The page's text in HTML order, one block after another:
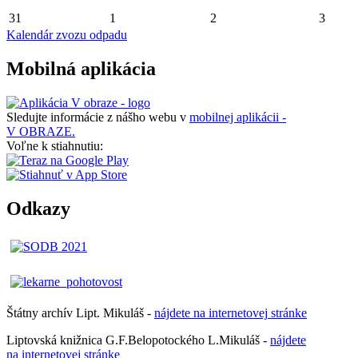
31 1 2
3
Kalendár zvozu odpadu
Mobilná aplikácia
Sledujte informácie z nášho webu v mobilnej aplikácii -
V OBRAZE.
Voľne k stiahnutiu:
Odkazy
Štátny archív Lipt. Mikuláš - nájdete na internetovej stránke
Liptovská knižnica G.F.Belopotockého L.Mikuláš - nájdete
na internetovej stránke